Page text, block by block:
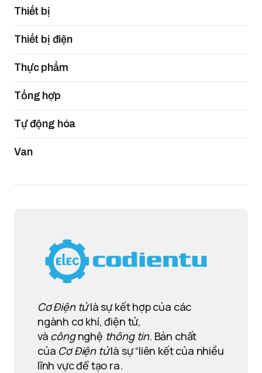
Thiết bị
Thiết bị điện
Thực phẩm
Tổng hợp
Tự động hóa
Van
Cơ Điện tửlà sự kết hợp của các
ngành cơ khí, điện tử,
và côngnghệ thông tin. Bản chất
của Cơ Điện tửlà sự “liên kết của nhiều
lĩnh vực để tạo ra.